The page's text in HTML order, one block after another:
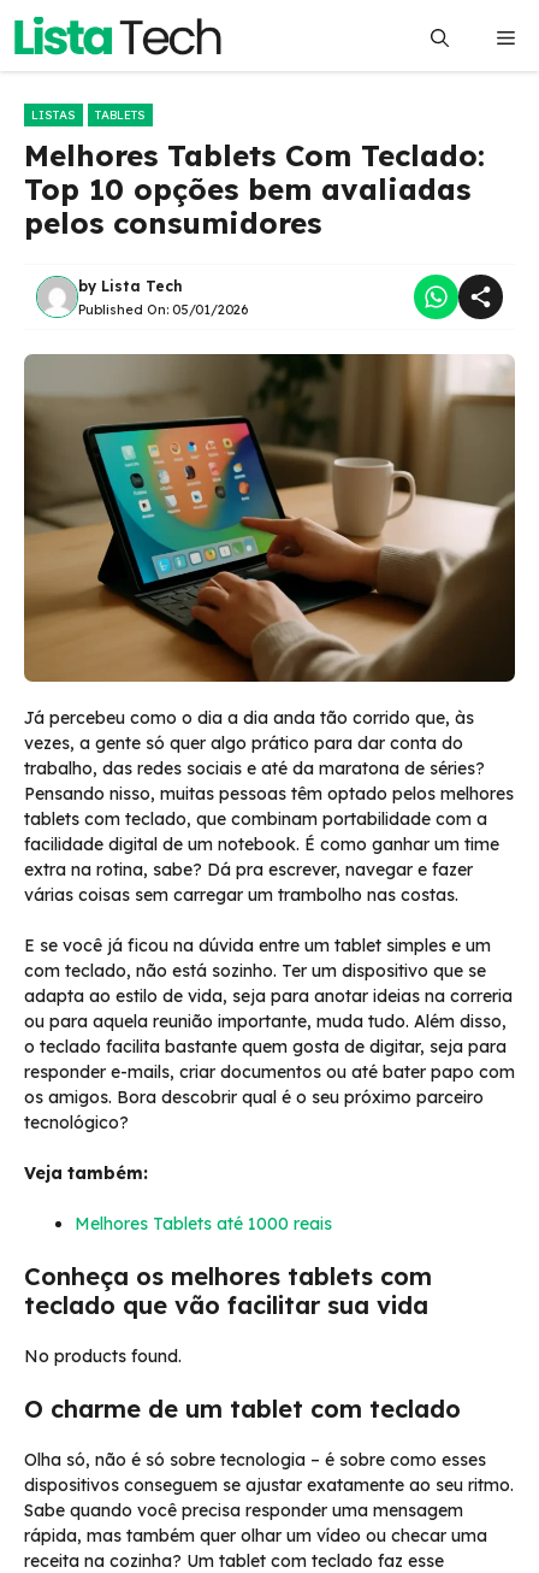
Pular
o
LISTAS TABLETS
Melhores Tablets Com Teclado:
Top 10 opções bem avaliadas
pelos consumidores
by Lista Tech
Published On: 05/01/2026
Já percebeu como o dia a dia anda tão corrido que, às
vezes, a gente só quer algo prático para dar conta do
trabalho, das redes sociais e até da maratona de séries?
Pensando nisso, muitas pessoas têm optado pelos melhores
tablets com teclado, que combinam portabilidade com a
facilidade digital de um notebook. É como ganhar um time
extra na rotina, sabe? Dá pra escrever, navegar e fazer
várias coisas sem carregar um trambolho nas costas.
E se você já ficou na dúvida entre um tablet simples e um
com teclado, não está sozinho. Ter um dispositivo que se
adapta ao estilo de vida, seja para anotar ideias na correria
ou para aquela reunião importante, muda tudo. Além disso,
o teclado facilita bastante quem gosta de digitar, seja para
responder e-mails, criar documentos ou até bater papo com
os amigos. Bora descobrir qual é o seu próximo parceiro
tecnológico?
Veja também:
Melhores Tablets até 1000 reais
Conheça os melhores tablets com
teclado que vão facilitar sua vida
No products found.
O charme de um tablet com teclado
Olha só, não é só sobre tecnologia – é sobre como esses
dispositivos conseguem se ajustar exatamente ao seu ritmo.
Sabe quando você precisa responder uma mensagem
rápida, mas também quer olhar um vídeo ou checar uma
receita na cozinha? Um tablet com teclado faz esse